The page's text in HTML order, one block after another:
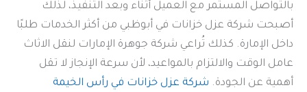
بالتواصل المستمر مع العميل أثناء وبعد التنفيذ، لذلك
أصبحت شركة عزل خزانات في أبوظبي من أكثر الخدمات طلبًا
داخل الإمارة. كذلك تُراعي شركة جوهرة الإمارات لنقل الاثاث
عامل الوقت والالتزام بالمواعيد، لأن سرعة الإنجاز لا تقل
أهمية عن الجودة. شركة عزل خزانات في رأس الخيمة